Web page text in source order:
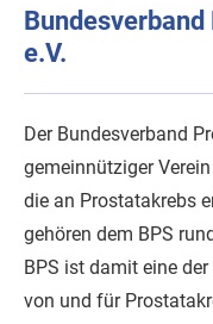
e.V.
Der Bundesverband
gemeinnütziger
die an Prostatakrebs
gehören dem BPS
BPS ist damit eine
von und für